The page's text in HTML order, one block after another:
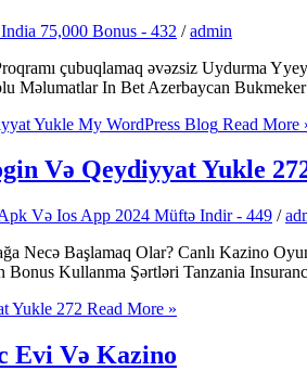
75,000 Bonus - 432 /admin
çubuqlamaq əvəzsiz Uydurma
Məlumatlar In Bet Azerbaycan
Yukle My WordPress Blog Read More
Və Qeydiyyat Yukle
Və Ios App 2024 Müftə Indir - 449 /
Necə Başlamaq Olar? Canlı Kazino
Kullanma Şərtləri Tanzania
Yukle 272 Read More »
Evi Və Kazino